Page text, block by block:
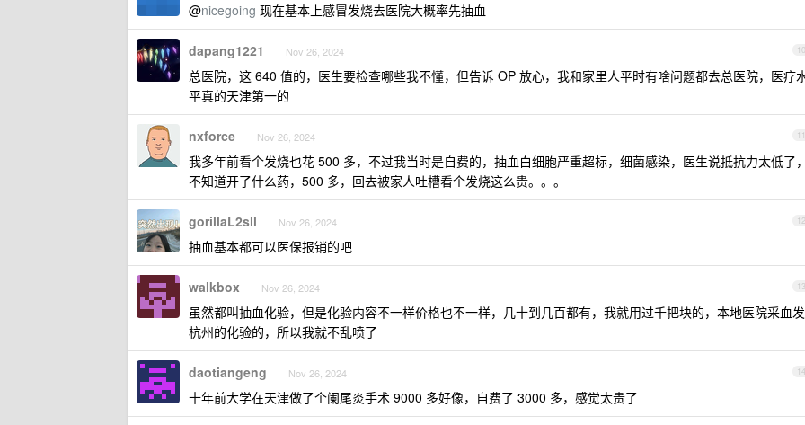
@nicegoing 现在基本上感冒发烧去医院大概率先抽血
10
dapang1221 Nov 26, 2024
总医院，这 640 值的，医生要检查哪些我不懂，但告诉 OP 放心，我和家里人平时有啥问题都去总医院，医疗
平真的天津第一的
11
nxforce Nov 26, 2024
我多年前看个发烧也花 500 多，不过我当时是自费的，抽血白细胞严重超标，细菌感染，医生说抵抗力太低了，
不知道开了什么药，500 多，回去被家人吐槽看个发烧这么贵。。。
12
gorillaL2sll Nov 26, 2024
抽血基本都可以医保报销的吧
13
walkbox Nov 26, 2024
虽然都叫抽血化验，但是化验内容不一样价格也不一样，几十到几百都有，我就用过千把块的，本地医院采血发
杭州的化验的，所以我就不乱喷了
14
daotiangeng Nov 26, 2024
十年前大学在天津做了个阑尾炎手术 9000 多好像，自费了 3000 多，感觉太贵了